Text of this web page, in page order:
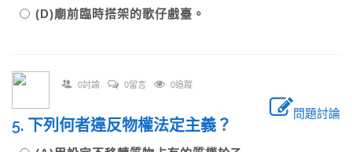
(D)廟前臨時搭架的歌仔戲臺。
0討論 0留言 0追蹤
問題討論
5. 下列何者違反物權法定主義？